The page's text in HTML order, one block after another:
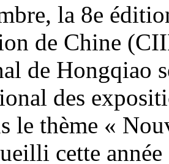
la 8e
de Chine
de Hongqiao
des
le thème «
cette